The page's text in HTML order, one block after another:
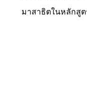
มาสาธิตในหลักสู